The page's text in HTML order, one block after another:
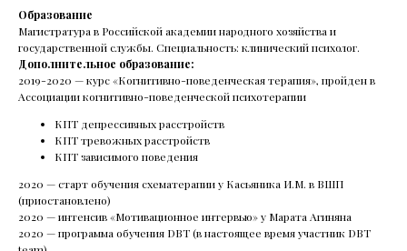
Образование
Магистратура в Российской академии народного хозяйства и
государственной службы. Специальность: клинический психолог.
Дополнительное образование:
2019-2020 — курс «Когнитивно-поведенческая терапия», пройден в
Ассоциации когнитивно-поведенческой психотерапии
КПТ депрессивных расстройств
КПТ тревожных расстройств
КПТ зависимого поведения
2020 — старт обучения схематерапии у Касьяника И.М. в ВШП
(приостановлено)
2020 — интенсив «Мотивационное интервью» у Марата Агиняна
2020 — программа обучения DBT (в настоящее время участник DBT
Читать все статьи